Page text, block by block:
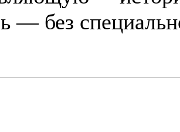
— без